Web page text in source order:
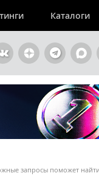
Каталоги
запросы поможет